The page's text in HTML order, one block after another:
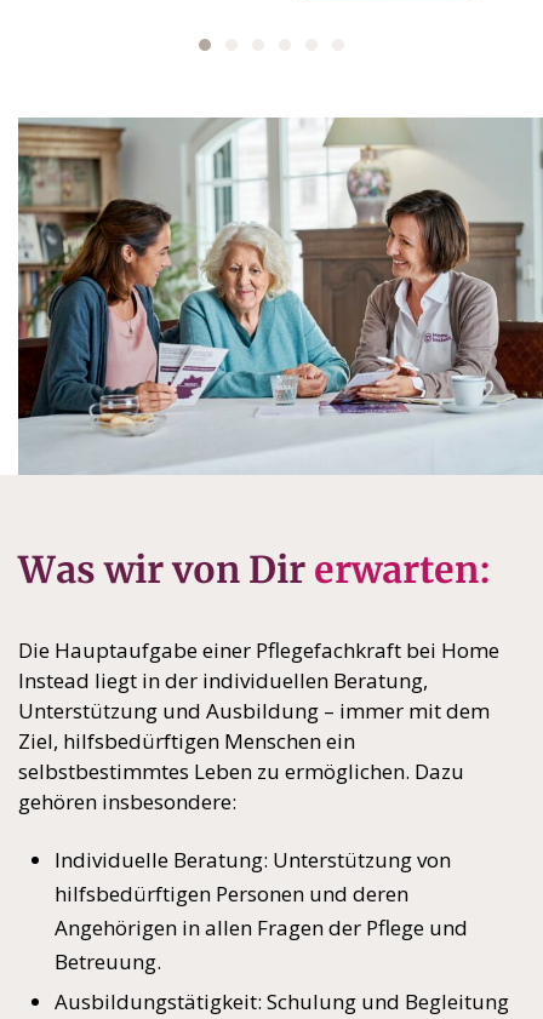
Was wir von Dir erwarten:
Die Hauptaufgabe einer Pflegefachkraft bei Home
Instead liegt in der individuellen Beratung,
Unterstützung und Ausbildung – immer mit dem
Ziel, hilfsbedürftigen Menschen ein
selbstbestimmtes Leben zu ermöglichen. Dazu
gehören insbesondere:
Individuelle Beratung: Unterstützung von
hilfsbedürftigen Personen und deren
Angehörigen in allen Fragen der Pflege und
Betreuung.
Ausbildungstätigkeit: Schulung und Begleitung